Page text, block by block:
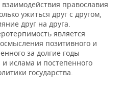
православия
ужиться друг с другом,
друг на друга.
является
позитивного и
за долгие годы
ислама и постепенного
государства.